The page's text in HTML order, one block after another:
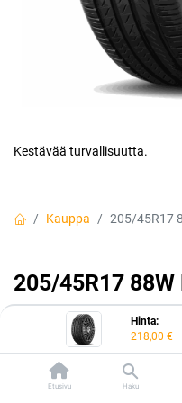
Hinta:
218,00 €
Etusivu Haku
Kestävää turvallisuutta.
Kauppa 205/45R17
205/45R17 88W
5 XL
Luotettava rengasvalintasi
erinomaisen turvallisuuden ja
matkustajasi voitte matkata